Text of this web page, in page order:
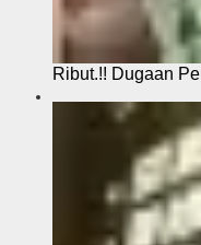
Ribut.!! Dugaan